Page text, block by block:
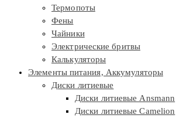
Термопоты
Фены
Чайники
Электрические бритвы
Калькуляторы
Элементы питания, Аккумуляторы
Диски литиевые
Диски литиевые Ansmann
Диски литиевые Camelion